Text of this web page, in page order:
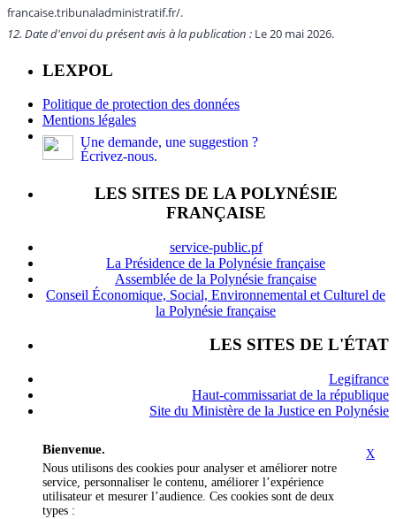
francaise.tribunaladministratif.fr/.
12. Date d'envoi du présent avis à la publication : Le 20 mai 2026.
LEXPOL
Politique de protection des données
Mentions légales
Une demande, une suggestion ?
Écrivez-nous.
LES SITES DE LA POLYNÉSIE
FRANÇAISE
service-public.pf
La Présidence de la Polynésie française
Assemblée de la Polynésie française
Conseil Économique, Social, Environnemental et Culturel de
la Polynésie française
LES SITES DE L'ÉTAT
Legifrance
Haut-commissariat de la république
Site du Ministère de la Justice en Polynésie
X
Bienvenue.
Nous utilisons des cookies pour analyser et améliorer notre
service, personnaliser le contenu, améliorer l’expérience
utilisateur et mesurer l’audience. Ces cookies sont de deux
types :